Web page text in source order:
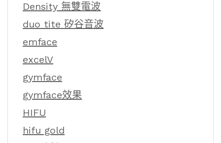
Density 無雙電波
duo tite 矽谷音波
emface
excelV
gymface
gymface效果
HIFU
hifu gold